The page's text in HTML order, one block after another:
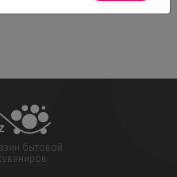
бытовой